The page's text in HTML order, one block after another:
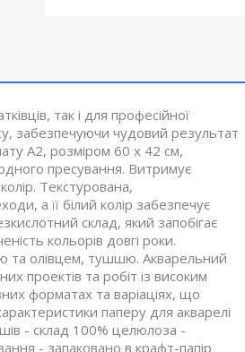
так і для професійної
забезпечуючи чудовий результат
А2, розміром 60 х 42 см,
пресування. Витримує
Текстурована,
а її білий колір забезпечує
склад, який запобігає
кольорів довгі роки.
та олівцем, тушшю. Акварельний
проектів та робіт із високим
форматах та варіаціях, що
паперу для акварелі
- склад 100% целюлоза -
- запаковано в крафт-папір